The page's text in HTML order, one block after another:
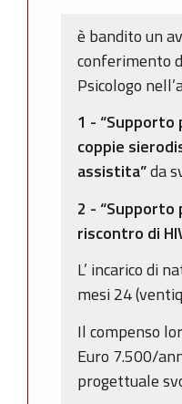
è bandito un
conferimento
Psicologo
1 - “Supporto
coppie
assistita”da
2 - “Supporto
riscontro di
L’ incarico di
mesi 24
Il compenso
Euro 7.500/
progettuale